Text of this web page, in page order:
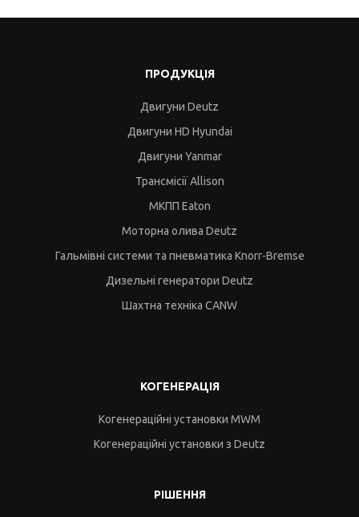
ПРОДУКЦІЯ
Двигуни Deutz
Двигуни HD Hyundai
Двигуни Yanmar
Трансмісії Allison
МКПП Eaton
Моторна олива Deutz
Гальмівні системи та пневматика Knorr-Bremse
Дизельні генератори Deutz
Шахтна техніка CANW
КОГЕНЕРАЦІЯ
Когенераційні установки MWM
Когенераційні установки з Deutz
РІШЕННЯ